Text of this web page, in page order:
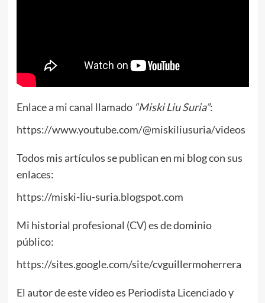
Enlace a mi canal llamado “Miski Liu Suria”:
https://www.youtube.com/@miskiliusuria/videos
Todos mis artículos se publican en mi blog con sus
enlaces:
https://miski-liu-suria.blogspot.com
Mi historial profesional (CV) es de dominio
público:
https://sites.google.com/site/cvguillermoherrera
El autor de este vídeo es Periodista Licenciado y